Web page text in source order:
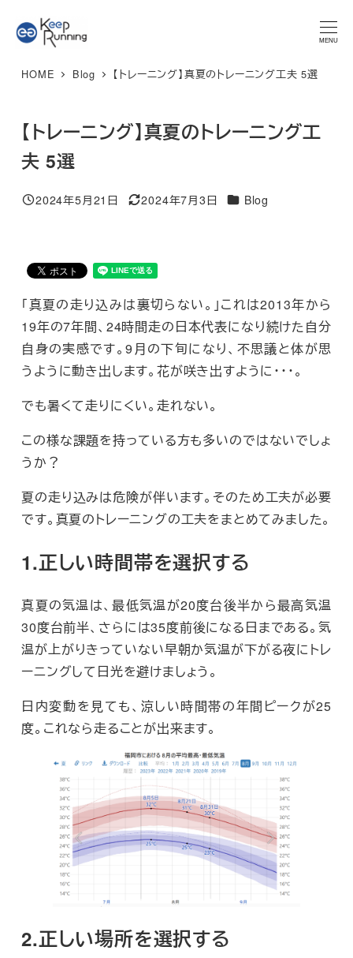
イ
MENU
★マラソンプラン 体験レッスン★ 特別限定価格 3,300円 → ご
予約はこちら
HOME Blog 【トレーニング】真夏のトレーニング工夫 5選
【トレーニング】真夏のトレーニング工
夫 5選
投稿日
2024年5月21日
更新日
2024年7月3日 カテゴリー
Blog
「真夏の走り込みは裏切らない。」これは2013年から
19年の7年間、24時間走の日本代表になり続けた自分
自身の実感です。9月の下旬になり、不思議と体が思
うように動き出します。花が咲き出すように・・・。
でも暑くて走りにくい。走れない。
この様な課題を持っている方も多いのではないでしょ
うか？
夏の走り込みは危険が伴います。そのため工夫が必要
です。真夏のトレーニングの工夫をまとめてみました。
1.正しい時間帯を選択する
真夏の気温は、最低気温が20度台後半から最高気温
30度台前半、さらには35度前後になる日まである。気
温が上がりきっていない早朝か気温が下がる夜にトレ
ーニングして日光を避けましょう。
日内変動を見ても、涼しい時間帯の年間ピークが25
度。これなら走ることが出来ます。
2.正しい場所を選択する